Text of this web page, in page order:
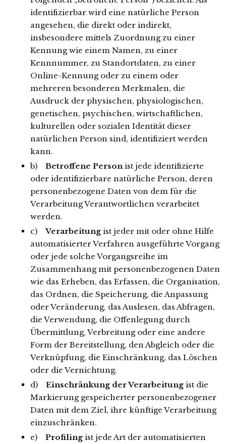
identifizierbar wird eine natürliche Person
angesehen, die direkt oder indirekt,
insbesondere mittels Zuordnung zu einer
Kennung wie einem Namen, zu einer
Kennnummer, zu Standortdaten, zu einer
Online-Kennung oder zu einem oder
mehreren besonderen Merkmalen, die
Ausdruck der physischen, physiologischen,
genetischen, psychischen, wirtschaftlichen,
kulturellen oder sozialen Identität dieser
natürlichen Person sind, identifiziert werden
kann.
b) Betroffene Person ist jede identifizierte
oder identifizierbare natürliche Person, deren
personenbezogene Daten von dem für die
Verarbeitung Verantwortlichen verarbeitet
werden.
c)Verarbeitung ist jeder mit oder ohne Hilfe
automatisierter Verfahren ausgeführte Vorgang
oder jede solche Vorgangsreihe im
Zusammenhang mit personenbezogenen Daten
wie das Erheben, das Erfassen, die Organisation,
das Ordnen, die Speicherung, die Anpassung
oder Veränderung, das Auslesen, das Abfragen,
die Verwendung, die Offenlegung durch
Übermittlung, Verbreitung oder eine andere
Form der Bereitstellung, den Abgleich oder die
Verknüpfung, die Einschränkung, das Löschen
oder die Vernichtung.
d) Einschränkung der Verarbeitung ist die
Markierung gespeicherter personenbezogener
Daten mit dem Ziel, ihre künftige Verarbeitung
einzuschränken.
e) Profiling ist jede Art der automatisierten